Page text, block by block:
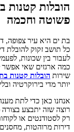
הובלות קטנות
פשוטה וחכמה
בת ים היא עיר צפופה,
כל תושב זקוק להובלת
לעבור בין שכונות,
כמה ארגזים שאי אפשר
שירות הובלות קטנות
יותר מדי בירוקרטיה
אנחנו כאן כדי לתת
רוצה שזה יתבצע בצורה
רק לסטודנטים או
דירות מרוהטות,